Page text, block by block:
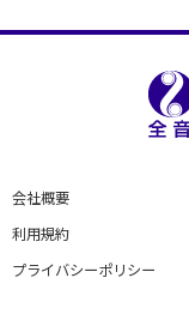
会社概要
利用規約
プライバシーポリシー